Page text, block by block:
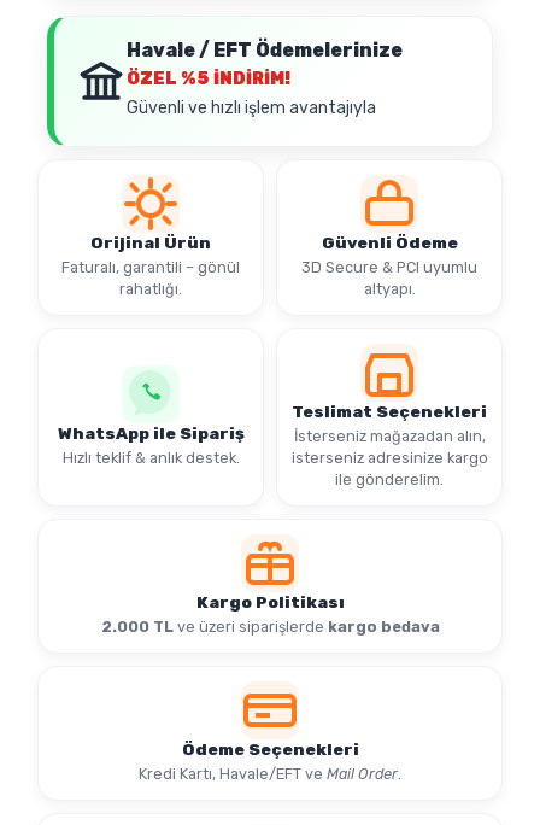
Havale / EFT Ödemelerinize
ÖZEL %5 İNDİRİM!
Güvenli ve hızlı işlem avantajıyla
Orijinal Ürün
Faturalı, garantili – gönül
rahatlığı.
Güvenli Ödeme
3D Secure & PCI uyumlu
altyapı.
WhatsApp ile Sipariş
Hızlı teklif & anlık destek.
Teslimat Seçenekleri
İsterseniz mağazadan alın,
isterseniz adresinize kargo
ile gönderelim.
Kargo Politikası
2.000 TLve üzeri siparişlerde kargo bedava
Ödeme Seçenekleri
Kredi Kartı, Havale/EFT ve Mail Order